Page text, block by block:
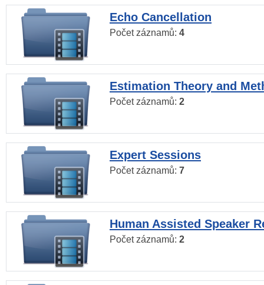
Echo Cancellation
Počet záznamů: 4
Estimation Theory and
Počet záznamů: 2
Expert Sessions
Počet záznamů: 7
Human Assisted Speaker
Počet záznamů: 2